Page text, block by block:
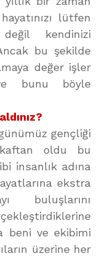
lütfen
kendinizi
bu şekilde
değer işler
bunu böyle
gençliği
oldu bu
insanlık adına
ekstra
buluşlarını
beni ve ekibimi
üzerine her